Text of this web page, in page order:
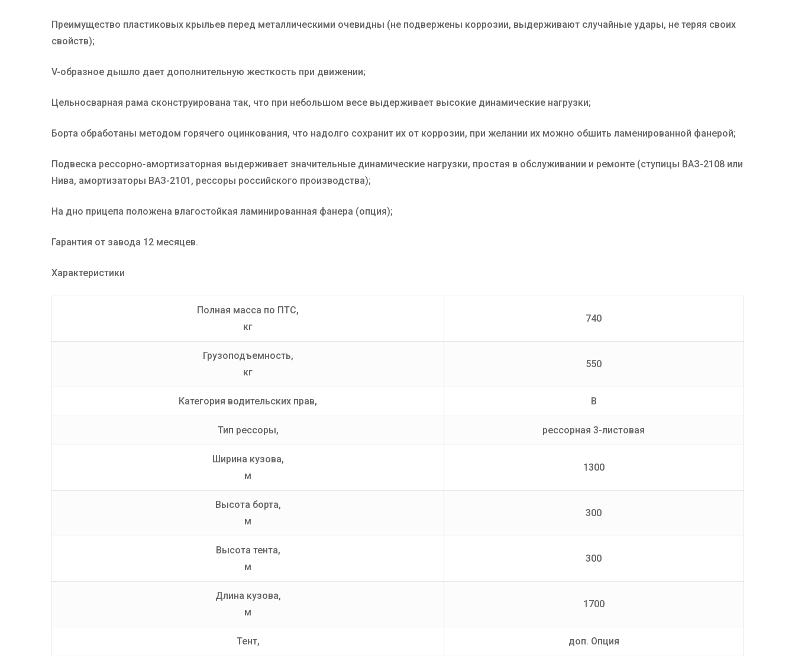
Преимущество пластиковых крыльев перед металлическими очевидны (не подвержены коррозии, выдерживают случайные удары, не теряя своих
свойств);
V-образное дышло дает дополнительную жесткость при движении;
Цельносварная рама сконструирована так, что при небольшом весе выдерживает высокие динамические нагрузки;
Борта обработаны методом горячего оцинкования, что надолго сохранит их от коррозии, при желании их можно обшить ламенированной фанерой;
Подвеска рессорно-амортизаторная выдерживает значительные динамические нагрузки, простая в обслуживании и ремонте (ступицы ВАЗ-2108 или
Нива, амортизаторы ВАЗ-2101, рессоры российского производства);
На дно прицепа положена влагостойкая ламинированная фанера (опция);
Гарантия от завода 12 месяцев.
Характеристики
Полная масса по ПТС,
кг
740
Грузоподъемность,
кг
550
Категория водительских прав, B
Тип рессоры, рессорная 3-листовая
Ширина кузова,
м
1300
Высота борта,
м
300
Высота тента,
м
300
Длина кузова,
м
1700
Тент, доп. Опция